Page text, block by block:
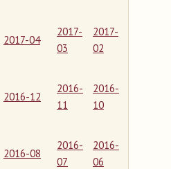
2017-04
2017-
03
2017-
02
2016-12
2016-
11
2016-
10
2016-08
2016-
07
2016-
06